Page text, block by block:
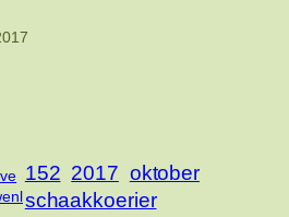
152 2017 oktober
schaakkoerier